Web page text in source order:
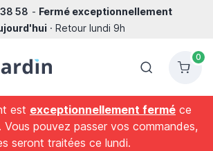
58 - Fermé exceptionnellement
· Retour lundi 9h
0
est exceptionnellement fermé ce
pouvez passer vos commandes,
seront traitées ce lundi.